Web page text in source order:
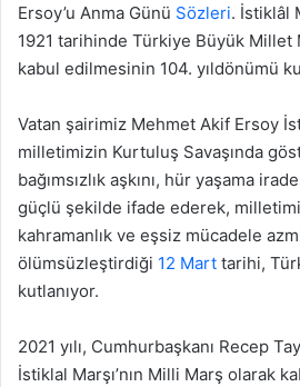
Ersoy’u Anma Günü Sözleri. İstiklâl
1921 tarihinde Türkiye Büyük Millet
kabul edilmesinin 104. yıldönümü
Vatan şairimiz Mehmet Akif Ersoy
milletimizin Kurtuluş Savaşında
bağımsızlık aşkını, hür yaşama
güçlü şekilde ifade ederek,
kahramanlık ve eşsiz mücadele
ölümsüzleştirdiği 12 Mart tarihi,
kutlanıyor.
2021 yılı, Cumhurbaşkanı Recep
İstiklal Marşı’nın Milli Marş olarak